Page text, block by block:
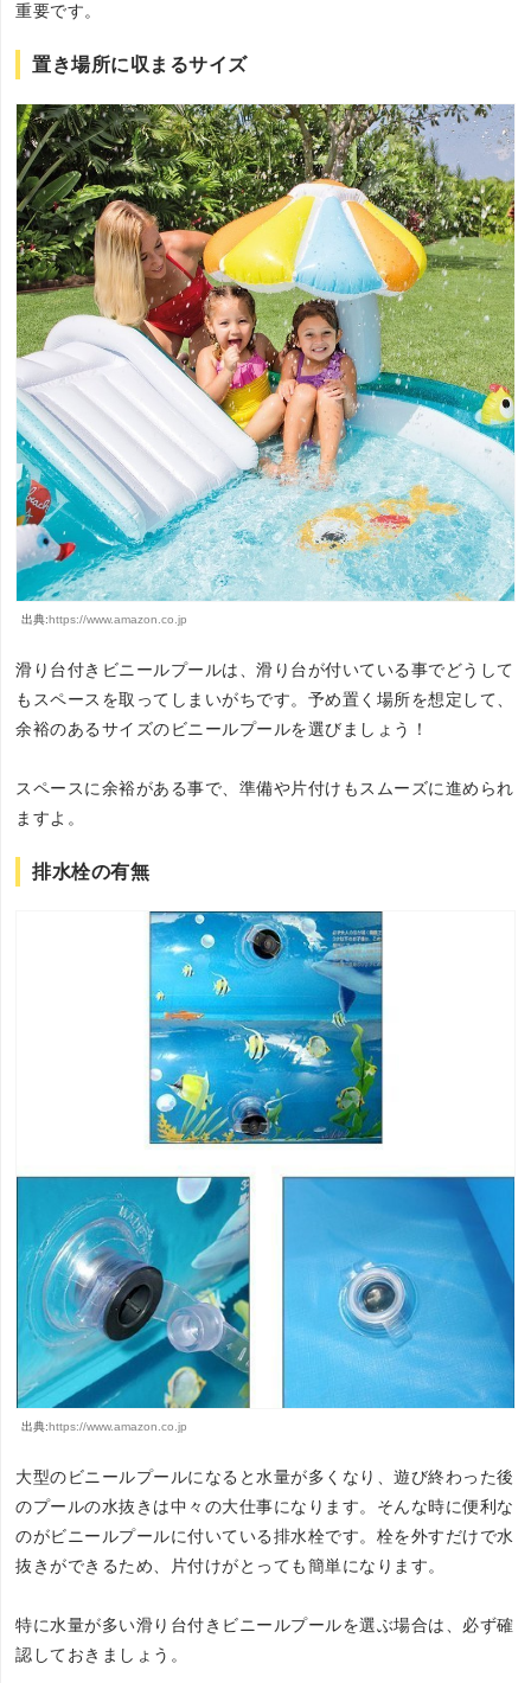
重要です。
置き場所に収まるサイズ
出典:https://www.amazon.co.jp
滑り台付きビニールプールは、滑り台が付いている事でどうして
もスペースを取ってしまいがちです。予め置く場所を想定して、
余裕のあるサイズのビニールプールを選びましょう！
スペースに余裕がある事で、準備や片付けもスムーズに進められ
ますよ。
排水栓の有無
出典:https://www.amazon.co.jp
大型のビニールプールになると水量が多くなり、遊び終わった後
のプールの水抜きは中々の大仕事になります。そんな時に便利な
のがビニールプールに付いている排水栓です。栓を外すだけで水
抜きができるため、片付けがとっても簡単になります。
特に水量が多い滑り台付きビニールプールを選ぶ場合は、必ず確
認しておきましょう。